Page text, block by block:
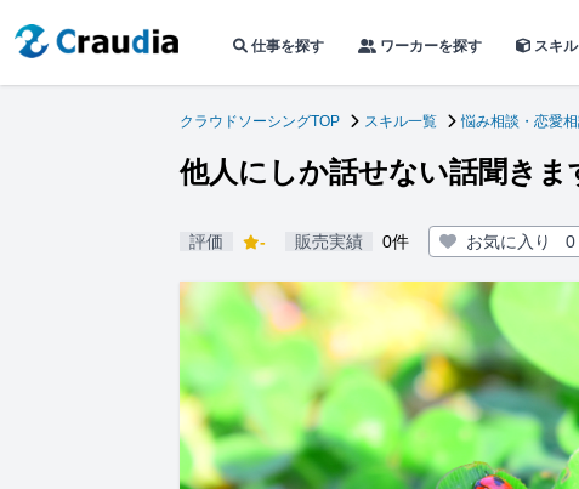
仕事を探す ワーカーを探す スキ
クラウドソーシングTOP スキル一覧 悩み相談・恋愛
他人にしか話せない話聞きま
評価 - 販売実績 0件 お気に入り 0